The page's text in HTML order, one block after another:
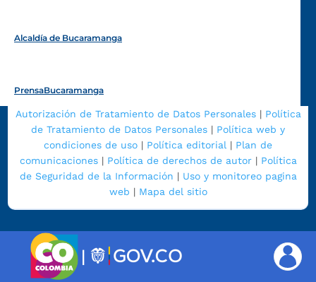
Alcaldía de Bucaramanga
PrensaBucaramanga
Autorización de Tratamiento de Datos Personales| Política
de Tratamiento de Datos Personales | Política web y
condiciones de uso | Política editorial | Plan de
comunicaciones| Política de derechos de autor| Política
de Seguridad de la Información | Uso y monitoreo pagina
web | Mapa del sitio
|